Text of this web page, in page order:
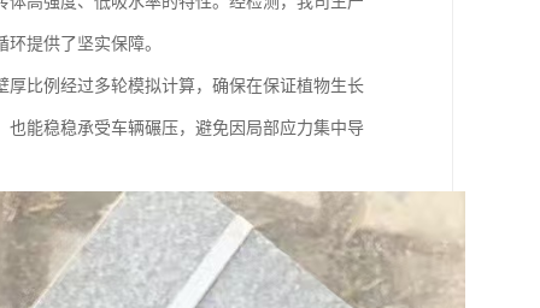
提供了坚实保障。
比例经过多轮模拟计算，确保在保证植物生长
能稳稳承受车辆碾压，避免因局部应力集中导